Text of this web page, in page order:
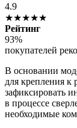
4.9
★★★★★
Рейтинг
93%
покупателей
В основании
для крепления к
зафиксировать
в процессе
необходимые